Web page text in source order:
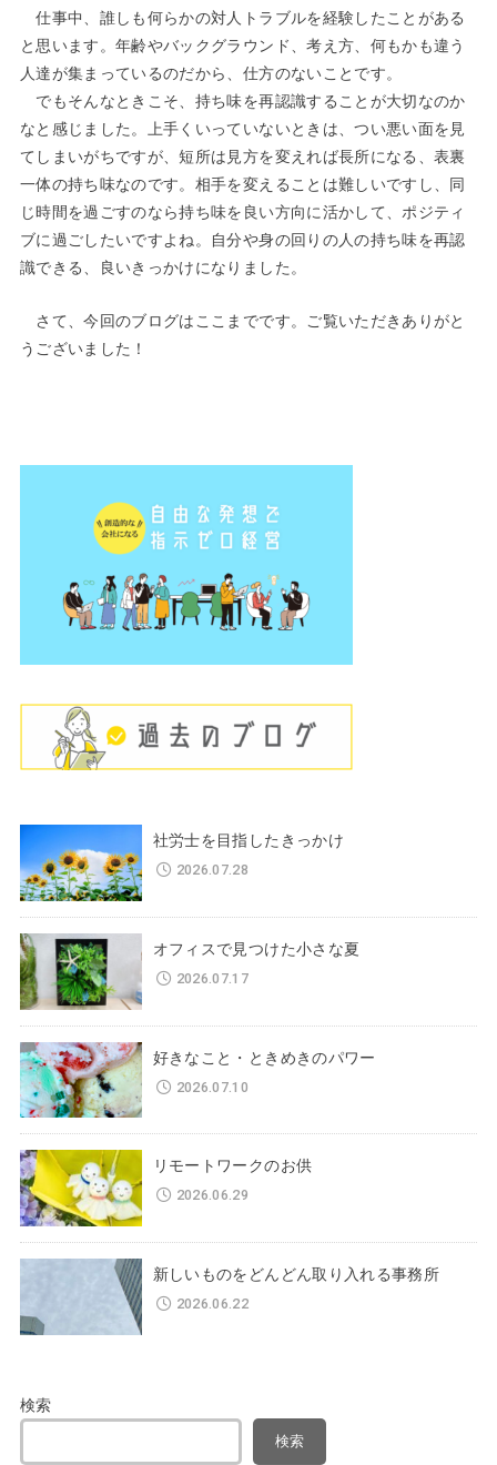
仕事中、誰しも何らかの対人トラブルを経験したことがある
と思います。年齢やバックグラウンド、考え方、何もかも違う
人達が集まっているのだから、仕方のないことです。
でもそんなときこそ、持ち味を再認識することが大切なのか
なと感じました。上手くいっていないときは、つい悪い面を見
てしまいがちですが、短所は見方を変えれば長所になる、表裏
一体の持ち味なのです。相手を変えることは難しいですし、同
じ時間を過ごすのなら持ち味を良い方向に活かして、ポジティ
ブに過ごしたいですよね。自分や身の回りの人の持ち味を再認
識できる、良いきっかけになりました。
さて、今回のブログはここまでです。ご覧いただきありがと
うございました！
社労士を目指したきっかけ
2026.07.28
オフィスで見つけた小さな夏
2026.07.17
好きなこと・ときめきのパワー
2026.07.10
リモートワークのお供
2026.06.29
新しいものをどんどん取り入れる事務所
2026.06.22
検索
検索